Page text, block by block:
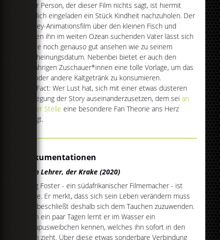
Jeder Person, der dieser Film nichts sagt, ist hiermit
herzlich eingeladen ein Stück Kindheit nachzuholen. Der
Disney-Animationsfilm über den kleinen Fisch und
seinen ihn im weiten Ozean suchenden Vater lässt sich
heute noch genauso gut ansehen wie zu seinem
Erscheinungsdatum. Nebenbei bietet er auch den
volljährigen Zuschauer*innen eine tolle Vorlage, um das
ein oder andere Kaltgetränk zu konsumieren.
Fun Fact: Wer Lust hat, sich mit einer etwas düsteren
Auslegung der Story auseinanderzusetzen, dem seian
dieser Stelle eine besondere Fan Theorie ans Herz
gelegt.
Dokumentationen
Mein Lehrer, der Krake (2020)
Craig Foster - ein südafrikanischer Filmemacher - ist
müde. Er merkt, dass sich sein Leben verändern muss
und beschließt deshalb sich dem Tauchen zuzuwenden.
Nach ein paar Tagen lernt er im Wasser ein
Oktupusweibchen kennen, welches ihn sofort in den
Bann zieht. Über diese etwas sonderbare Verbindung